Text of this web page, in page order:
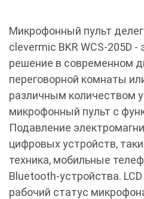
Микрофонный пульт
clevermic BKR WCS-205D
решение в современном
переговорной комнаты
различным количеством
микрофонный пульт с
Подавление
цифровых устройств,
техника, мобильные
Bluetooth-устройства.
рабочий статус